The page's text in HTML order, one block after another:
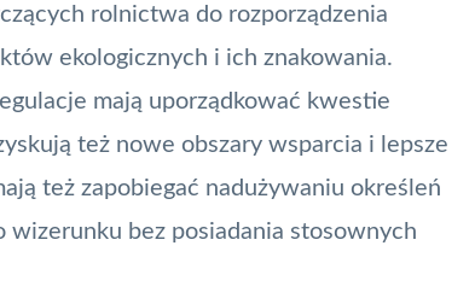
rolnictwa do rozporządzenia
ekologicznych i ich znakowania.
mają uporządkować kwestie
też nowe obszary wsparcia i lepsze
też zapobiegać nadużywaniu określeń
wizerunku bez posiadania stosownych